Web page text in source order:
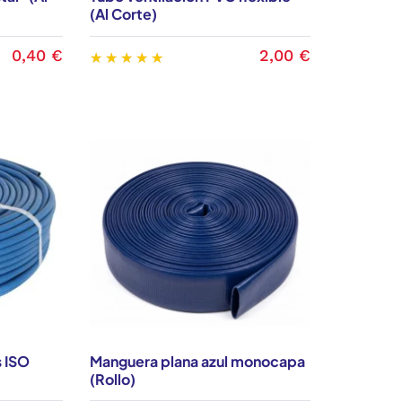
con garantía, en Entaban ofrecemos
con un stock de mangueras para
de cables, siempre con
porque disponemos de tubos para
para la industria alimentaria. Nuestra
en España y en la Unión Europea,
al proceso de fabricación cualificado
0,40 €
(Al Corte)
2,00 €
ISO
Manguera plana azul monocapa
(Rollo)